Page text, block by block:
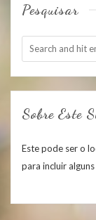
Pesquisar
Sobre Este
Este pode ser o
para incluir